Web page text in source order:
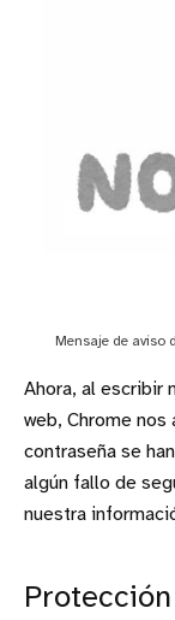
Mensaje de aviso
Ahora, al escribir
web, Chrome nos
contraseña se
algún fallo de
nuestra